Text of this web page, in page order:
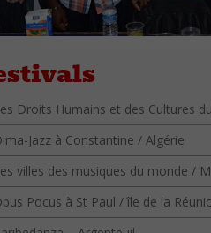
Droits Humains et des Cultures
Jazz à Constantine / Algérie
villes des musiques du monde /
Pocus à St Paul / île de la